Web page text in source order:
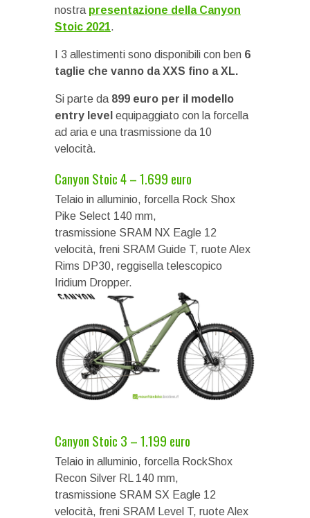
nostra presentazione della Canyon
Stoic 2021.
I 3 allestimenti sono disponibili con ben 6
taglie che vanno da XXS fino a XL.
Si parte da 899 euro per il modello
entry level equipaggiato con la forcella
ad aria e una trasmissione da 10
velocità.
Canyon Stoic 4 – 1.699 euro
Telaio in alluminio, forcella Rock Shox
Pike Select 140 mm,
trasmissione SRAM NX Eagle 12
velocità, freni SRAM Guide T, ruote Alex
Rims DP30, reggisella telescopico
Iridium Dropper.
Canyon Stoic 3 – 1.199 euro
Telaio in alluminio, forcella RockShox
Recon Silver RL 140 mm,
trasmissione SRAM SX Eagle 12
velocità, freni SRAM Level T, ruote Alex